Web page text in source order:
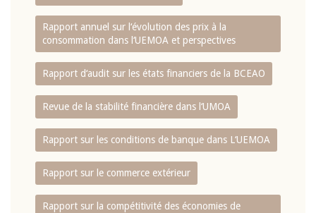
Rapport annuel sur l‘évolution des prix à la
consommation dans l‘UEMOA et perspectives
Rapport d‘audit sur les états financiers de la BCEAO
Revue de la stabilité financière dans l‘UMOA
Rapport sur les conditions de banque dans L‘UEMOA
Rapport sur le commerce extérieur
Rapport sur la compétitivité des économies de